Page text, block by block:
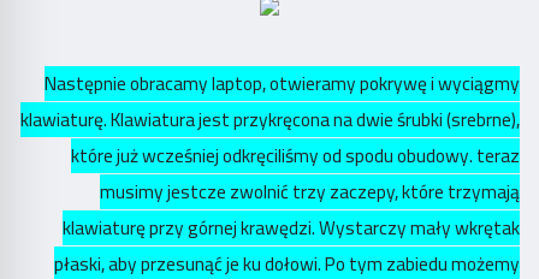
Następnie obracamy laptop, otwieramy pokrywę i wyciągmy
klawiaturę. Klawiatura jest przykręcona na dwie śrubki (srebrne),
które już wcześniej odkręciliśmy od spodu obudowy. teraz
musimy jestcze zwolnić trzy zaczepy, które trzymają
klawiaturę przy górnej krawędzi. Wystarczy mały wkrętak
płaski, aby przesunąć je ku dołowi. Po tym zabiedu możemy